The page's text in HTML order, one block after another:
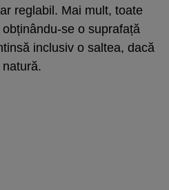
reglabil. Mai mult, toate
se o suprafață
inclusiv o saltea, dacă